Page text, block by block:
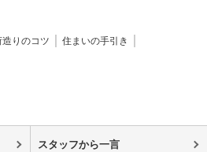
りのコツ
住まいの手引き
スタッフから一言